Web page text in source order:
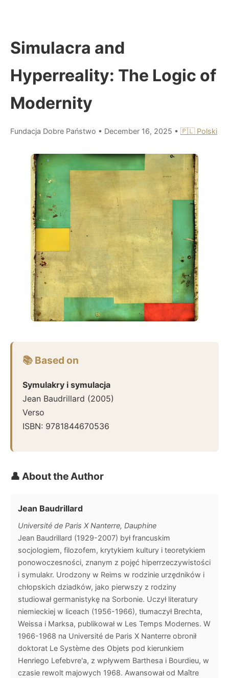
Simulacra and
Hyperreality: The Logic of
Modernity
Fundacja Dobre Państwo • December 16, 2025 • 🇵🇱 Polski
📚 Based on
Symulakry i symulacja
Jean Baudrillard (2005)
Verso
ISBN: 9781844670536
👤 About the Author
Jean Baudrillard
Université de Paris X Nanterre, Dauphine
Jean Baudrillard (1929-2007) był francuskim
socjologiem, filozofem, krytykiem kultury i teoretykiem
ponowoczesności, znanym z pojęć hiperrzeczywistości
i symulakr. Urodzony w Reims w rodzinie urzędników i
chłopskich dziadków, jako pierwszy z rodziny
studiował germanistykę na Sorbonie. Uczył literatury
niemieckiej w liceach (1956-1966), tłumaczył Brechta,
Weissa i Marksa, publikował w Les Temps Modernes. W
1966-1968 na Université de Paris X Nanterre obronił
doktorat Le Système des Objets pod kierunkiem
Henriego Lefebvre'a, z wpływem Barthesa i Bourdieu, w
czasie rewolt majowych 1968. Awansował od Maître